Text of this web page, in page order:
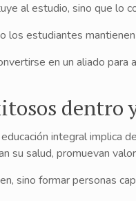
al estudio, sino que lo
estudiantes
en un aliado
dentro
integral
su salud, promuevan
sino formar personas